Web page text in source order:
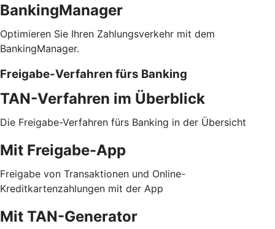
BankingManager
Optimieren Sie Ihren Zahlungsverkehr mit dem
BankingManager.
Freigabe-Verfahren fürs Banking
TAN-Verfahren im Überblick
Die Freigabe-Verfahren fürs Banking in der Übersicht
Mit Freigabe-App
Freigabe von Transaktionen und Online-
Kreditkartenzahlungen mit der App
Mit TAN-Generator